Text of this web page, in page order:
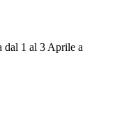
dal 1 al 3 Aprile a